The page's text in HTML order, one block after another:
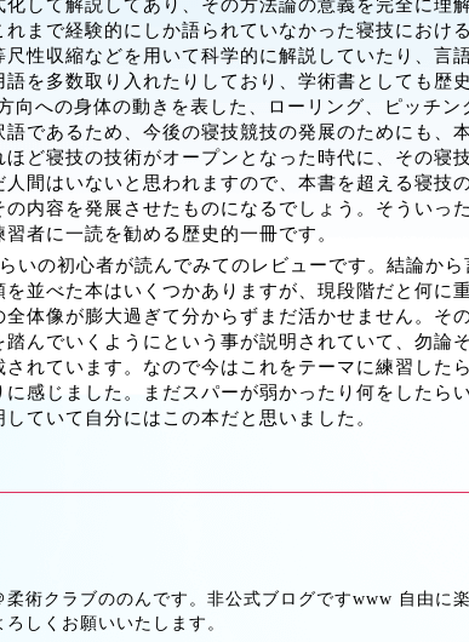
して解説してあり、その方法論の意義を完全に理
まで経験的にしか語られていなかった寝技におけ
性収縮などを用いて科学的に解説していたり、言
を多数取り入れたりしており、学術書としても歴
向への身体の動きを表した、ローリング、ピッチン
であるため、今後の寝技競技の発展のためにも、
ほど寝技の技術がオープンとなった時代に、その寝
間はいないと思われますので、本書を超える寝技
内容を発展させたものになるでしょう。そういっ
者に一読を勧める歴史的一冊です。
いの初心者が読んでみてのレビューです。結論か
を並べた本はいくつかありますが、現段階だと何に
全体像が膨大過ぎて分からずまだ活かせません。そ
踏んでいくようにという事が説明されていて、勿論
されています。なので今はこれをテーマに練習した
感じました。まだスパーが弱かったり何をしたら
ていて自分にはこの本だと思いました。
柔術クラブののんです。非公式ブログですwww 自由に
ろしくお願いいたします。